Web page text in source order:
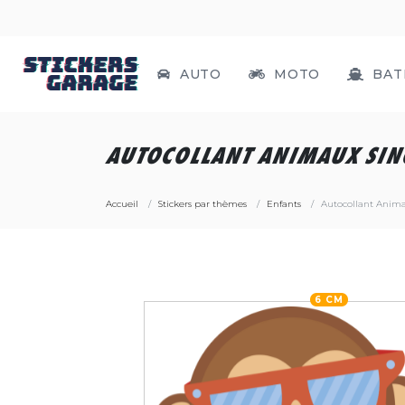
AUTO MOTO
AUTOCOLLANT ANIMAUX
Accueil Stickers par thèmes Enfants Autocollant
6 CM